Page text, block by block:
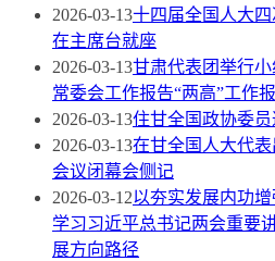
2026-03-13十四届全国人大
在主席台就座
2026-03-13甘肃代表团举行
常委会工作报告“两高”工作
2026-03-13住甘全国政协委员
2026-03-13在甘全国人大代
会议闭幕会侧记
2026-03-12以夯实发展内功
学习习近平总书记两会重要
展方向路径